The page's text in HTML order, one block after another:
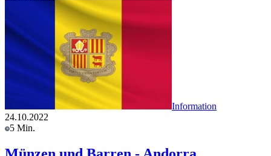
Information
24.10.2022
5 Min.